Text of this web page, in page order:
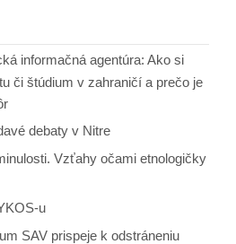
informačná agentúra: Ako si
či štúdium v zahraničí a prečo je
debaty v Nitre
Vzťahy očami etnologičky
u
SAV prispeje k odstráneniu